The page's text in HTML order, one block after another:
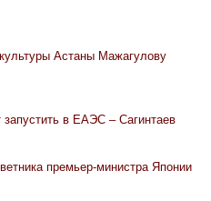
Астаны Мажагулову
в ЕАЭС – Сагинтаев
премьер-министра Японии